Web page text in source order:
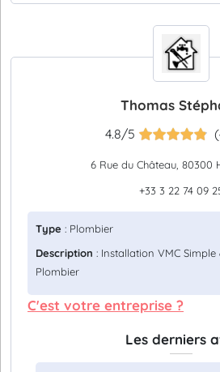
Thomas
4.8/5
6 Rue du Château, 80300
+33 3 22 74 09
Type : Plombier
Description : Installation VMC Simple
Plombier
C'est votre entreprise ?
Les derniers